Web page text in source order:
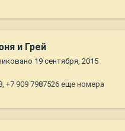
и Грей
19 сентября, 2015
+7 909 7987526 еще номера